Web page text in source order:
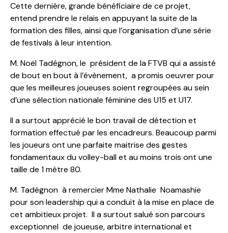
Cette dernière, grande bénéficiaire de ce projet,
entend prendre le relais en appuyant la suite de la
formation des filles, ainsi que l’organisation d’une série
de festivals à leur intention.
M. Noël Tadégnon, le président de la FTVB qui a assisté
de bout en bout à l’évènement, a promis oeuvrer pour
que les meilleures joueuses soient regroupées au sein
d’une sélection nationale féminine des U15 et U17.
Il a surtout apprécié le bon travail de détection et
formation effectué par les encadreurs. Beaucoup parmi
les joueurs ont une parfaite maitrise des gestes
fondamentaux du volley-ball et au moins trois ont une
taille de 1 mètre 80.
M. Tadégnon à remercier Mme Nathalie Noamashie
pour son leadership qui a conduit à la mise en place de
cet ambitieux projet. Il a surtout salué son parcours
exceptionnel de joueuse, arbitre international et